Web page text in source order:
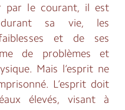
par le courant, il est
durant sa vie, les
et de ses
de problèmes et
Mais l’esprit ne
L’esprit doit
élevés, visant à